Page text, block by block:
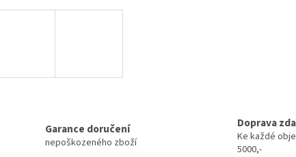
Garance doručení
nepoškozeného zboží
Doprava
Ke každé
5000,-